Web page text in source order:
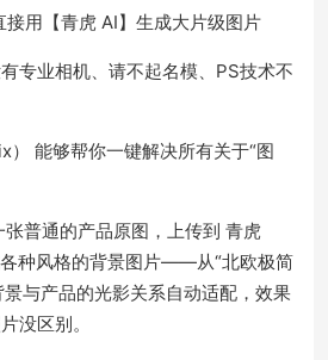
接用【青虎 AI】生成大片级图片
专业相机、请不起名模、PS技术不
） 能够帮你一键解决所有关于“图
普通的产品原图，上传到 青虎
种风格的背景图片——从“北欧极简
景与产品的光影关系自动适配，效果
没区别。